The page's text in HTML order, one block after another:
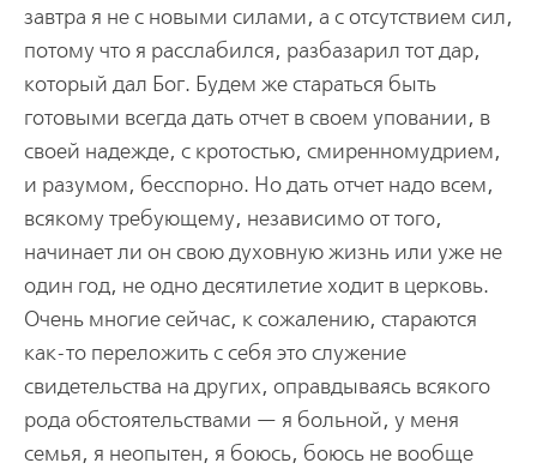
завтра я не с новыми силами, а с отсутствием сил,
потому что я расслабился, разбазарил тот дар,
который дал Бог. Будем же стараться быть
готовыми всегда дать отчет в своем уповании, в
своей надежде, с кротостью, смиренномудрием,
и разумом, бесспорно. Но дать отчет надо всем,
всякому требующему, независимо от того,
начинает ли он свою духовную жизнь или уже не
один год, не одно десятилетие ходит в церковь.
Очень многие сейчас, к сожалению, стараются
как-то переложить с себя это служение
свидетельства на других, оправдываясь всякого
рода обстоятельствами — я больной, у меня
семья, я неопытен, я боюсь, боюсь не вообще